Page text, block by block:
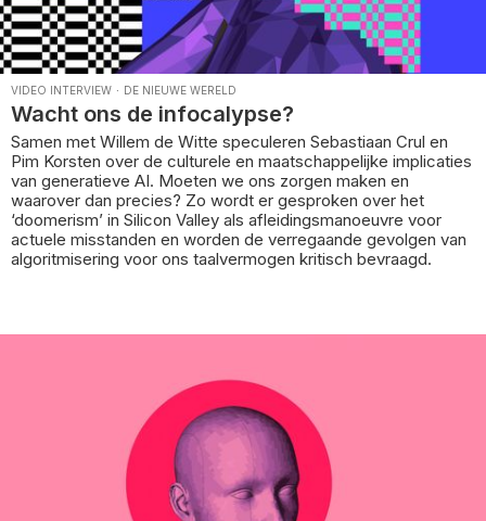
VIDEO INTERVIEW · DE NIEUWE WERELD
Wacht ons de infocalypse?
Samen met Willem de Witte speculeren Sebastiaan Crul en
Pim Korsten over de culturele en maatschappelijke implicaties
van generatieve AI. Moeten we ons zorgen maken en
waarover dan precies? Zo wordt er gesproken over het
‘doomerism’ in Silicon Valley als afleidingsmanoeuvre voor
actuele misstanden en worden de verregaande gevolgen van
algoritmisering voor ons taalvermogen kritisch bevraagd.